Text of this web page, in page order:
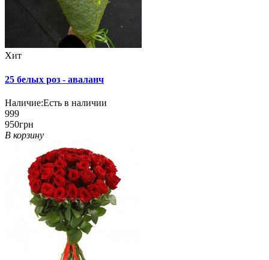
Хит
25 белых роз - аваланч
Наличие:Есть в наличии
999
950грн
В корзину